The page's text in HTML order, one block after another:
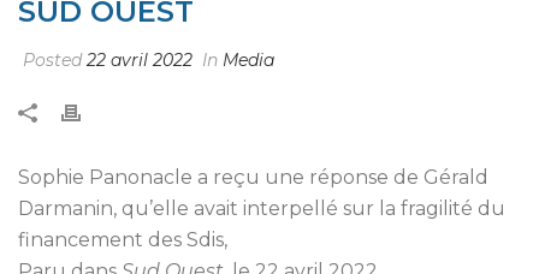
SUD OUEST
Posted22 avril 2022 In Media
Sophie Panonacle a reçu une réponse de Gérald
Darmanin, qu’elle avait interpellé sur la fragilité du
financement des Sdis,